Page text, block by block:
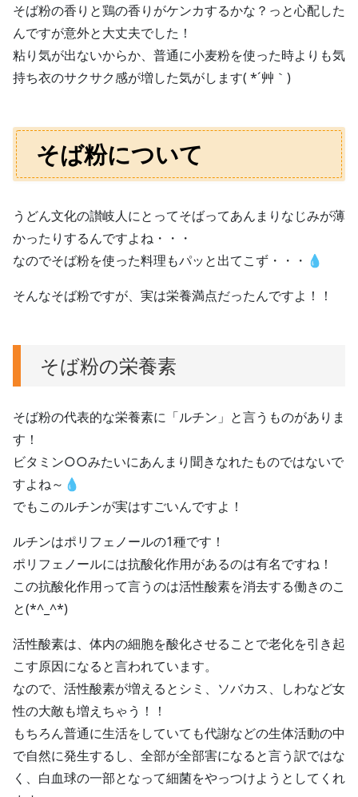
そば粉の香りと鶏の香りがケンカするかな？っと心配した
んですが意外と大丈夫でした！
粘り気が出ないからか、普通に小麦粉を使った時よりも気
持ち衣のサクサク感が増した気がします( *´艸｀)
そば粉について
うどん文化の讃岐人にとってそばってあんまりなじみが薄
かったりするんですよね・・・
なのでそば粉を使った料理もパッと出てこず・・・💧
そんなそば粉ですが、実は栄養満点だったんですよ！！
そば粉の栄養素
そば粉の代表的な栄養素に「ルチン」と言うものがありま
す！
ビタミン○○みたいにあんまり聞きなれたものではないで
すよね～💧
でもこのルチンが実はすごいんですよ！
ルチンはポリフェノールの1種です！
ポリフェノールには抗酸化作用があるのは有名ですね！
この抗酸化作用って言うのは活性酸素を消去する働きのこ
と(*^_^*)
活性酸素は、体内の細胞を酸化させることで老化を引き起
こす原因になると言われています。
なので、活性酸素が増えるとシミ、ソバカス、しわなど女
性の大敵も増えちゃう！！
もちろん普通に生活をしていても代謝などの生体活動の中
で自然に発生するし、全部が全部害になると言う訳ではな
く、白血球の一部となって細菌をやっつけようとしてくれ